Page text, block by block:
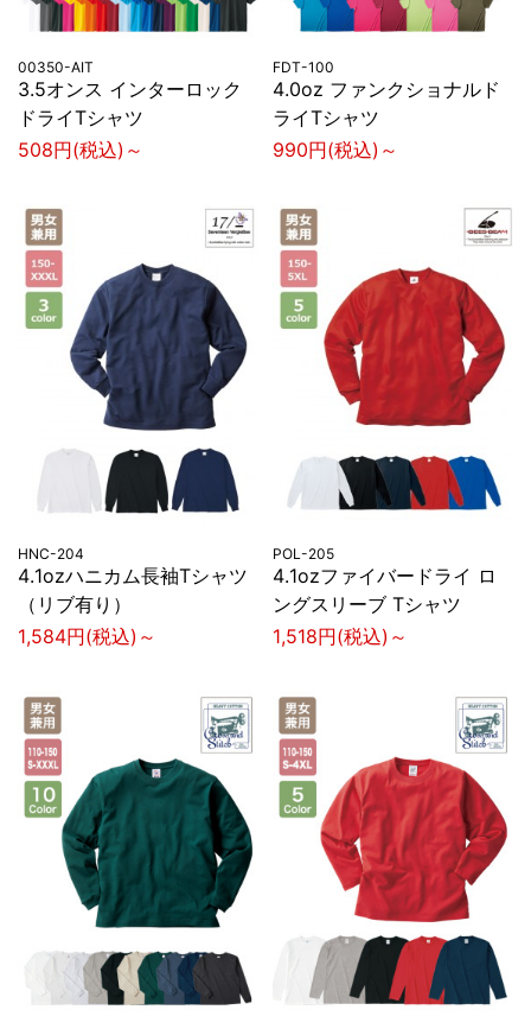
00350-AIT
3.5オンス インターロック
ドライTシャツ
508円(税込)～
FDT-100
4.0oz ファンクショナルド
ライTシャツ
990円(税込)～
HNC-204
4.1ozハニカム長袖Tシャツ
（リブ有り）
1,584円(税込)～
POL-205
4.1ozファイバードライ ロ
ングスリーブ Tシャツ
1,518円(税込)～